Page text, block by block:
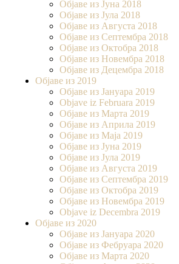
Објаве из Јуна 2018
Објаве из Јула 2018
Објаве из Августа 2018
Објаве из Септембра 2018
Објаве из Октобра 2018
Објаве из Новембра 2018
Објаве из Децембра 2018
Објаве из 2019
Објаве из Јануара 2019
Objave iz Februara 2019
Објаве из Марта 2019
Објаве из Априла 2019
Објаве из Маја 2019
Објаве из Јуна 2019
Објаве из Јула 2019
Објаве из Августа 2019
Објаве из Септембра 2019
Објаве из Октобра 2019
Објаве из Новембра 2019
Objave iz Decembra 2019
Објаве из 2020
Објаве из Јануара 2020
Објаве из Фебруара 2020
Објаве из Марта 2020